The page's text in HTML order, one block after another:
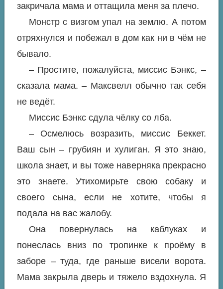
закричала мама и оттащила меня за плечо.
Монстр с визгом упал на землю. А потом
отряхнулся и побежал в дом как ни в чём не
бывало.
– Простите, пожалуйста, миссис Бэнкс, –
сказала мама. – Максвелл обычно так себя
не ведёт.
Миссис Бэнкс сдула чёлку со лба.
– Осмелюсь возразить, миссис Беккет.
Ваш сын – грубиян и хулиган. Я это знаю,
школа знает, и вы тоже наверняка прекрасно
это знаете. Утихомирьте свою собаку и
своего сына, если не хотите, чтобы я
подала на вас жалобу.
Она повернулась на каблуках и
понеслась вниз по тропинке к проёму в
заборе – туда, где раньше висели ворота.
Мама закрыла дверь и тяжело вздохнула. Я